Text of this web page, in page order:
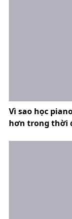
Vì sao học
hơn trong thời